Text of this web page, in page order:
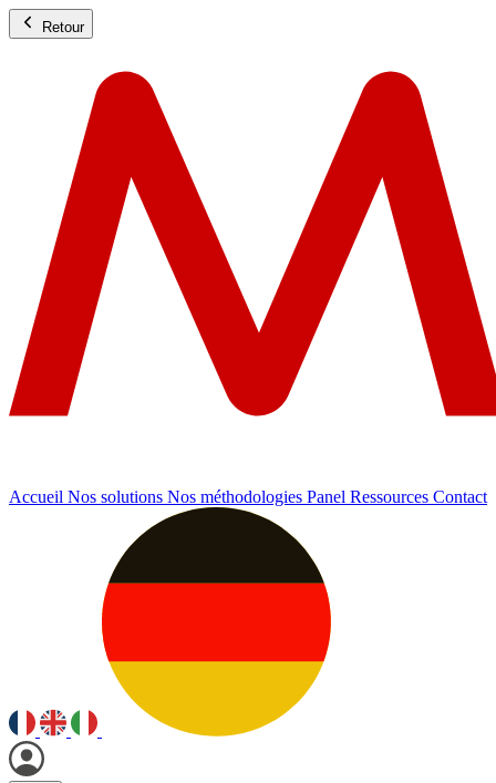
Retour
Accueil Nos solutions Nos méthodologies Panel Ressources Contact